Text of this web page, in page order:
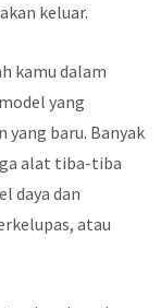
keluar.
kamu dalam
yang
baru. Banyak
alat tiba-tiba
daya dan
atau